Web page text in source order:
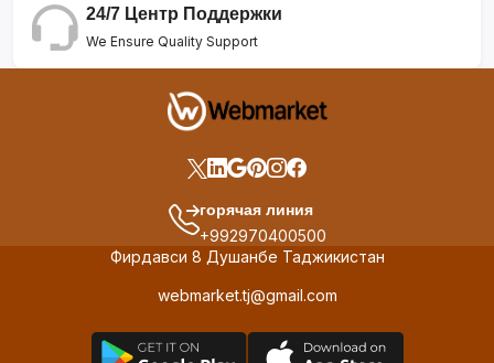
24/7 Центр Поддержки
We Ensure Quality Support
горячая линия
+992970400500
Фирдавси 8 Душанбе Таджикистан
webmarket.tj@gmail.com